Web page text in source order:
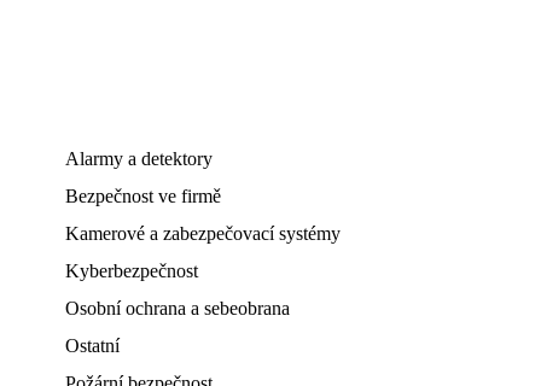
Alarmy a detektory
Bezpečnost ve firmě
Kamerové a zabezpečovací systémy
Kyberbezpečnost
Osobní ochrana a sebeobrana
Ostatní